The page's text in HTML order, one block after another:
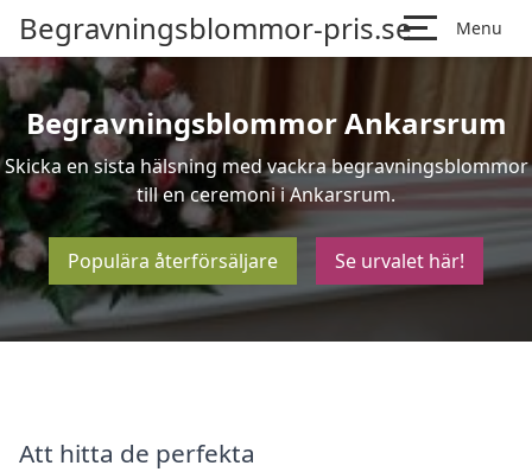
Begravningsblommor-pris.se Menu
Begravningsblommor Ankarsrum
Skicka en sista hälsning med vackra begravningsblommor
till en ceremoni i Ankarsrum.
Populära återförsäljare Se urvalet här!
Att hitta de perfekta